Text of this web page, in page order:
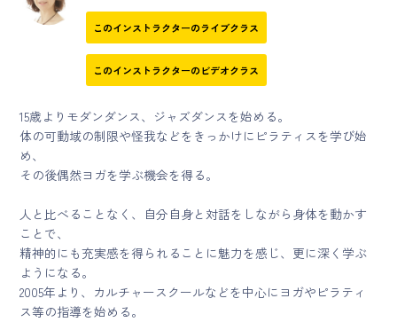
このインストラクターのライブクラス
このインストラクターのビデオクラス
15歳よりモダンダンス、ジャズダンスを始める。
体の可動域の制限や怪我などをきっかけにピラティスを学び始
め、
その後偶然ヨガを学ぶ機会を得る。
人と比べることなく、自分自身と対話をしながら身体を動かす
ことで、
精神的にも充実感を得られることに魅力を感じ、更に深く学ぶ
ようになる。
2005年より、カルチャースクールなどを中心にヨガやピラティ
ス等の指導を始める。